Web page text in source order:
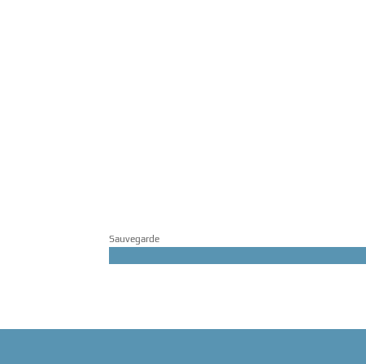
Sauvegarde